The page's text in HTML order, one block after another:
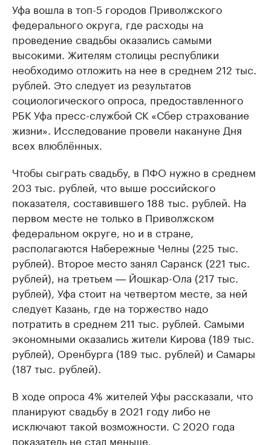
Уфа вошла в топ-5 городов Приволжского
федерального округа, где расходы на
проведение свадьбы оказались самыми
высокими. Жителям столицы республики
необходимо отложить на нее в среднем 212 тыс.
рублей. Это следует из результатов
социологического опроса, предоставленного
РБК Уфа пресс-службой СК «Сбер страхование
жизни». Исследование провели накануне Дня
всех влюблённых.
Чтобы сыграть свадьбу, в ПФО нужно в среднем
203 тыс. рублей, что выше российского
показателя, составившего 188 тыс. рублей. На
первом месте не только в Приволжском
федеральном округе, но и в стране,
располагаются Набережные Челны (225 тыс.
рублей). Второе место занял Саранск (221 тыс.
рублей), на третьем ― Йошкар-Ола (217 тыс.
рублей), Уфа стоит на четвертом месте, за ней
следует Казань, где на торжество надо
потратить в среднем 211 тыс. рублей. Самыми
экономными оказались жители Кирова (189 тыс.
рублей), Оренбурга (189 тыс. рублей) и Самары
(187 тыс. рублей).
В ходе опроса 4% жителей Уфы рассказали, что
планируют свадьбу в 2021 году либо не
исключают такой возможности. С 2020 года
показатель не стал меньше.